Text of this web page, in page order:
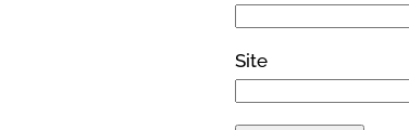
Site